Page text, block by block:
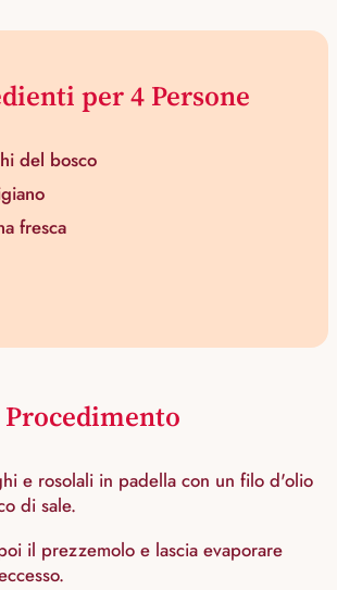
per 4 Persone
del bosco
fresca
Procedimento
e rosolali in padella con un filo d'olio
di sale.
il prezzemolo e lascia evaporare